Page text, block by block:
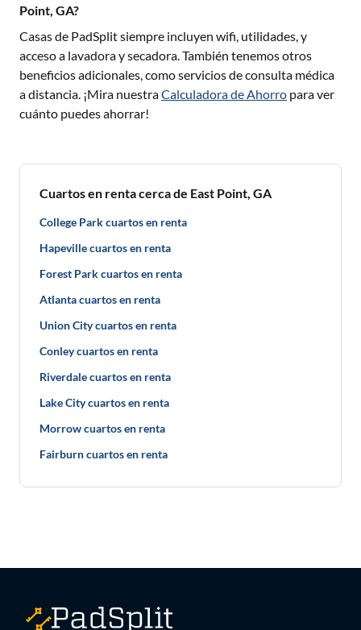
Point, GA?
Casas de PadSplit siempre incluyen wifi, utilidades, y
acceso a lavadora y secadora. También tenemos otros
beneficios adicionales, como servicios de consulta médica
a distancia. ¡Mira nuestraCalculadora de Ahorro para ver
cuánto puedes ahorrar!
Cuartos en renta cerca de East Point, GA
College Park cuartos en renta
Hapeville cuartos en renta
Forest Park cuartos en renta
Atlanta cuartos en renta
Union City cuartos en renta
Conley cuartos en renta
Riverdale cuartos en renta
Lake City cuartos en renta
Morrow cuartos en renta
Fairburn cuartos en renta